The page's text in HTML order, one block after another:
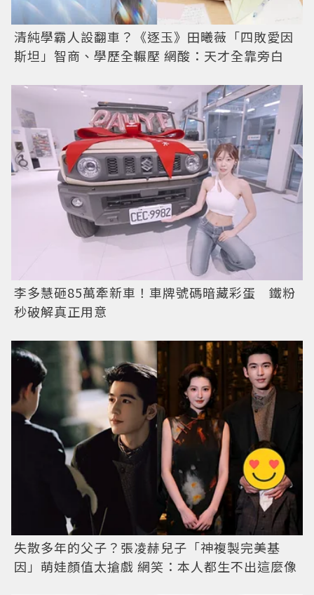
清純學霸人設翻車？《逐玉》田曦薇「四敗愛因
斯坦」智商、學歷全輾壓 網酸：天才全靠旁白
李多慧砸85萬牽新車！車牌號碼暗藏彩蛋 鐵粉
秒破解真正用意
失散多年的父子？張凌赫兒子「神複製完美基
因」萌娃顏值太搶戲 網笑：本人都生不出這麼像